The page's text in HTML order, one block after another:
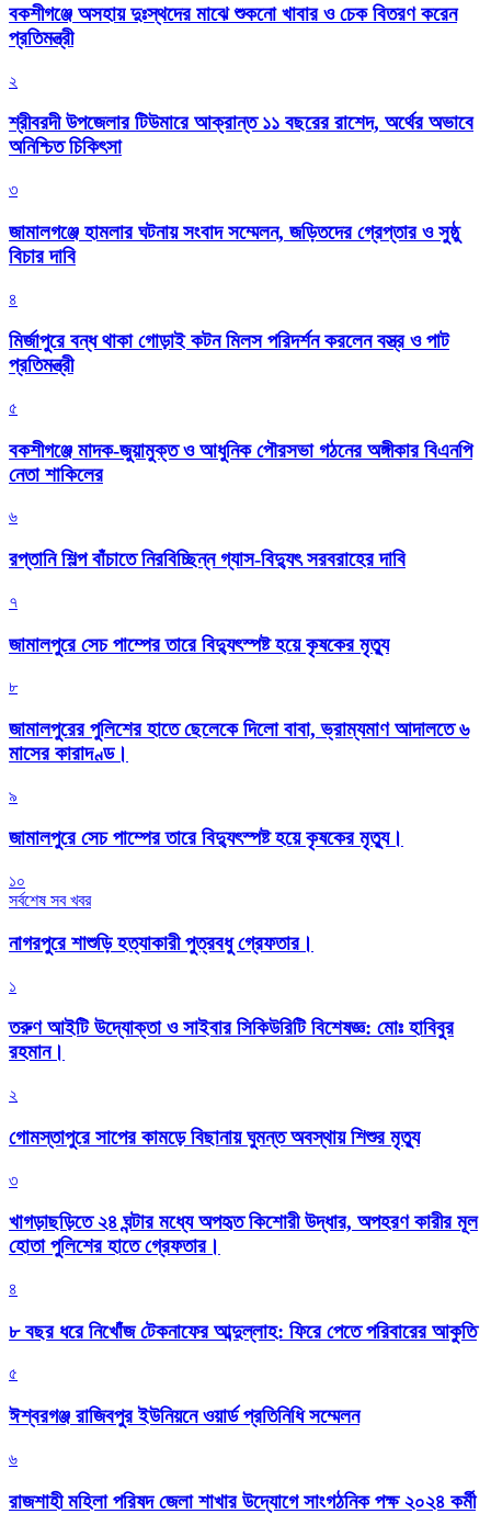
বকশীগঞ্জে অসহায় দুঃস্থদের মাঝে শুকনো খাবার ও চেক বিতরণ করেন
প্রতিমন্ত্রী
২
শ্রীবরদী উপজেলার টিউমারে আক্রান্ত ১১ বছরের রাশেদ, অর্থের অভাবে
অনিশ্চিত চিকিৎসা
৩
জামালগঞ্জে হামলার ঘটনায় সংবাদ সম্মেলন, জড়িতদের গ্রেপ্তার ও সুষ্ঠু
বিচার দাবি
৪
মির্জাপুরে বন্ধ থাকা গোড়াই কটন মিলস পরিদর্শন করলেন বস্ত্র ও পাট
প্রতিমন্ত্রী
৫
বকশীগঞ্জে মাদক-জুয়ামুক্ত ও আধুনিক পৌরসভা গঠনের অঙ্গীকার বিএনপি
নেতা শাকিলের
৬
রপ্তানি শিল্প বাঁচাতে নিরবিচ্ছিন্ন গ্যাস-বিদ্যুৎ সরবরাহের দাবি
৭
জামালপুরে সেচ পাম্পের তারে বিদ্যুৎস্পষ্ট হয়ে কৃষকের মৃত্যু
৮
জামালপুরের পুলিশের হাতে ছেলেকে দিলো বাবা, ভ্রাম্যমাণ আদালতে ৬
মাসের কারাদণ্ড।
৯
জামালপুরে সেচ পাম্পের তারে বিদ্যুৎস্পষ্ট হয়ে কৃষকের মৃত্যু।
১০
সর্বশেষ সব খবর
নাগরপুরে শাশুড়ি হত্যাকারী পুত্রবধু গ্রেফতার।
১
তরুণ আইটি উদ্যোক্তা ও সাইবার সিকিউরিটি বিশেষজ্ঞ: মোঃ হাবিবুর
রহমান।
২
গোমস্তাপুরে সাপের কামড়ে বিছানায় ঘুমন্ত অবস্থায় শিশুর মৃত্যু
৩
খাগড়াছড়িতে ২৪ ঘন্টার মধ্যে অপহৃত কিশোরী উদ্ধার, অপহরণ কারীর মূল
হোতা পুলিশের হাতে গ্রেফতার।
৪
৮ বছর ধরে নিখোঁজ টেকনাফের আব্দুল্লাহ: ফিরে পেতে পরিবারের আকুতি
৫
ঈশ্বরগঞ্জ রাজিবপুর ইউনিয়নে ওয়ার্ড প্রতিনিধি সম্মেলন
৬
রাজশাহী মহিলা পরিষদ জেলা শাখার উদ্যোগে সাংগঠনিক পক্ষ ২০২৪ কর্মী